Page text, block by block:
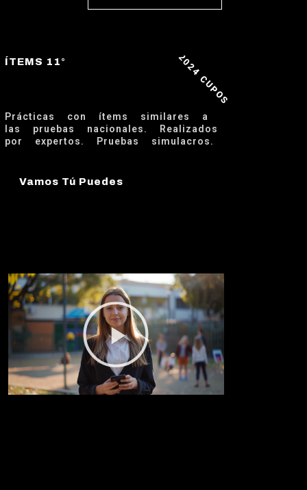
Reproducir vídeo
ÍTEMS 11°
Prácticas con ítems similares a
las pruebas nacionales. Realizados
por expertos. Pruebas simulacros.
Vamos Tú Puedes
2024 CUPOS